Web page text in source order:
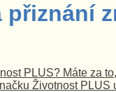
přiznání
PLUS? Máte za
Životnost PLUS